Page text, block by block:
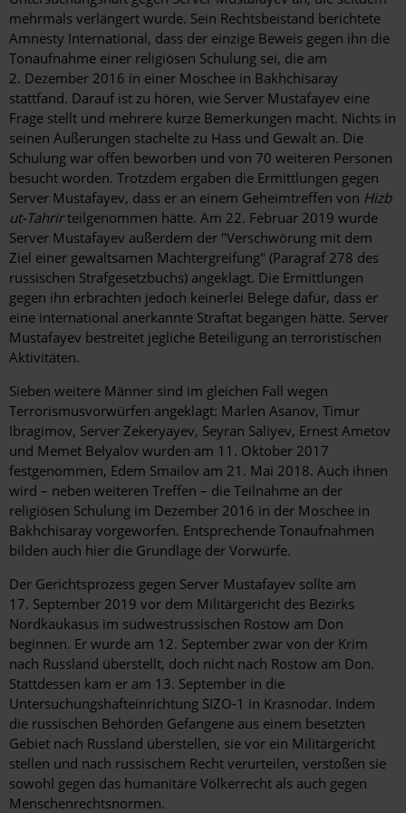
mehrmals verlängert wurde. Sein Rechtsbeistand berichtete
Amnesty International, dass der einzige Beweis gegen ihn die
Tonaufnahme einer religiösen Schulung sei, die am
2. Dezember 2016 in einer Moschee in Bakhchisaray
stattfand. Darauf ist zu hören, wie Server Mustafayev eine
Frage stellt und mehrere kurze Bemerkungen macht. Nichts in
seinen Äußerungen stachelte zu Hass und Gewalt an. Die
Schulung war offen beworben und von 70 weiteren Personen
besucht worden. Trotzdem ergaben die Ermittlungen gegen
Server Mustafayev, dass er an einem Geheimtreffen von Hizb
ut-Tahrirteilgenommen hätte. Am 22. Februar 2019 wurde
Server Mustafayev außerdem der "Verschwörung mit dem
Ziel einer gewaltsamen Machtergreifung" (Paragraf 278 des
russischen Strafgesetzbuchs) angeklagt. Die Ermittlungen
gegen ihn erbrachten jedoch keinerlei Belege dafür, dass er
eine international anerkannte Straftat begangen hätte. Server
Mustafayev bestreitet jegliche Beteiligung an terroristischen
Aktivitäten.
Sieben weitere Männer sind im gleichen Fall wegen
Terrorismusvorwürfen angeklagt: Marlen Asanov, Timur
Ibragimov, Server Zekeryayev, Seyran Saliyev, Ernest Ametov
und Memet Belyalov wurden am 11. Oktober 2017
festgenommen, Edem Smailov am 21. Mai 2018. Auch ihnen
wird – neben weiteren Treffen – die Teilnahme an der
religiösen Schulung im Dezember 2016 in der Moschee in
Bakhchisaray vorgeworfen. Entsprechende Tonaufnahmen
bilden auch hier die Grundlage der Vorwürfe.
Der Gerichtsprozess gegen Server Mustafayev sollte am
17. September 2019 vor dem Militärgericht des Bezirks
Nordkaukasus im südwestrussischen Rostow am Don
beginnen. Er wurde am 12. September zwar von der Krim
nach Russland überstellt, doch nicht nach Rostow am Don.
Stattdessen kam er am 13. September in die
Untersuchungshafteinrichtung SIZO-1 in Krasnodar. Indem
die russischen Behörden Gefangene aus einem besetzten
Gebiet nach Russland überstellen, sie vor ein Militärgericht
stellen und nach russischem Recht verurteilen, verstoßen sie
sowohl gegen das humanitäre Völkerrecht als auch gegen
Menschenrechtsnormen.